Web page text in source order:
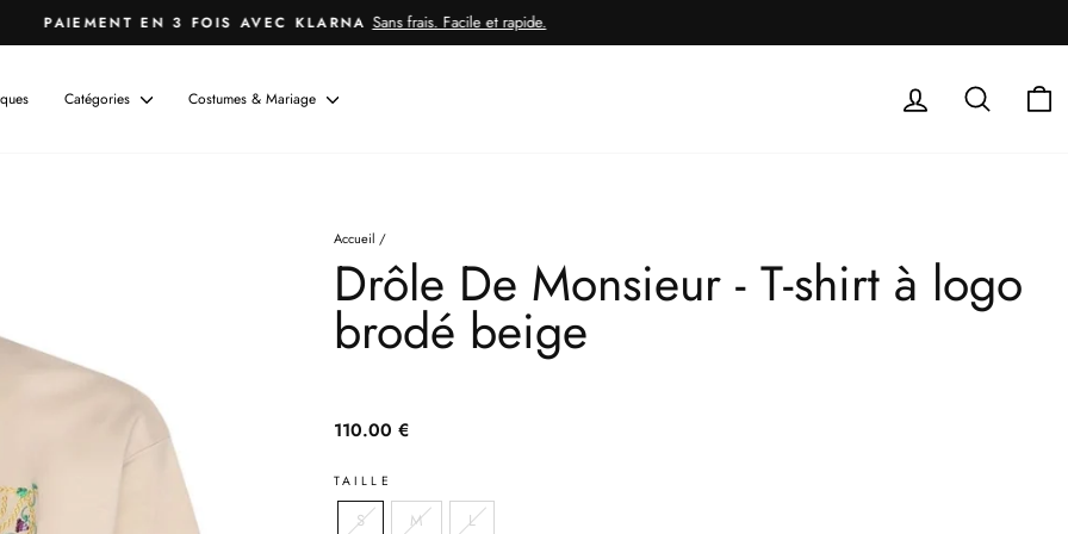
Mettre
en
PAIEMENT EN 3 FOIS AVEC KLARNA Sans frais. Facile et rapide.
Catégories Costumes & Mariage Se connecterRechercher
Accueil /
Drôle De Monsieur - T-shirt à logo
brodé beige
Prix
110.00 €
TAILLE
S M L